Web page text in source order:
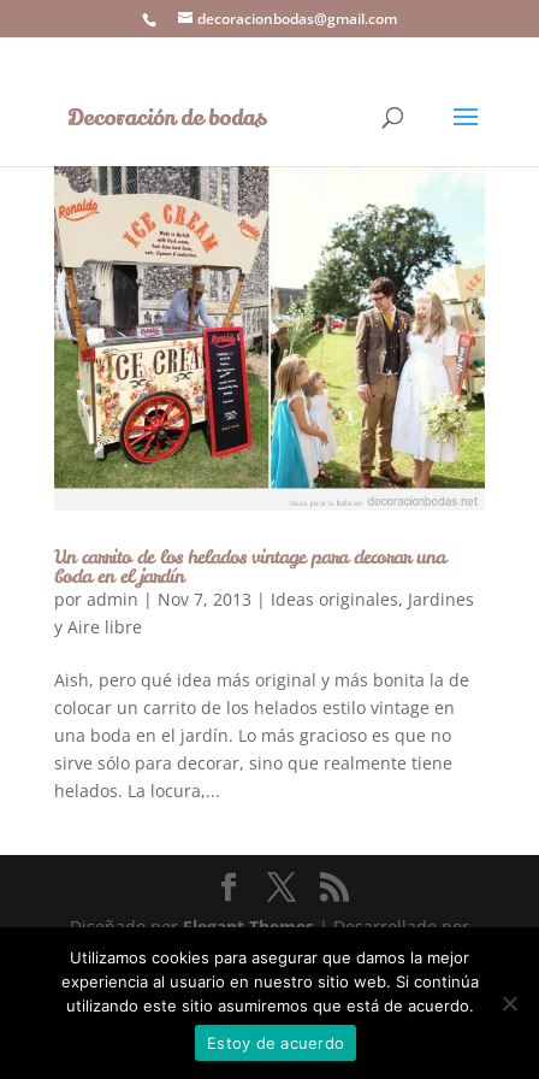
decoracionbodas@gmail.com
Un carrito de los helados vintage para decorar una
boda en el jardín
por admin | Nov 7, 2013 | Ideas originales, Jardines
y Aire libre
Aish, pero qué idea más original y más bonita la de
colocar un carrito de los helados estilo vintage en
una boda en el jardín. Lo más gracioso es que no
sirve sólo para decorar, sino que realmente tiene
helados. La locura,...
Diseñado por Elegant Themes| Desarrollado por
WordPress
Statcounter code invalid. Insert a fresh copy.
Utilizamos cookies para asegurar que damos la mejor
experiencia al usuario en nuestro sitio web. Si continúa
utilizando este sitio asumiremos que está de acuerdo.
Estoy de acuerdo